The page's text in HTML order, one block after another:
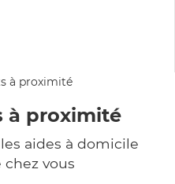
à proximité
aides à domicile
chez vous